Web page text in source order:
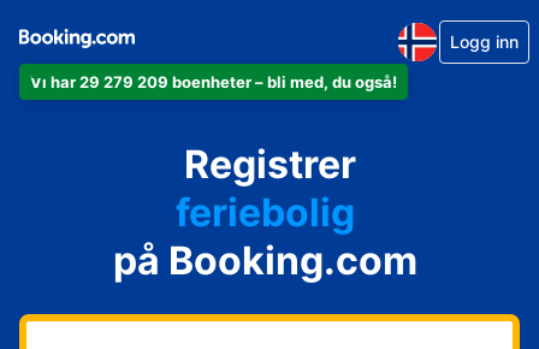
Vi har 29 279 209 boenheter – bli med, du også!
Logg inn
Registrer
leiligheten din
hotellet ditt
feriebolig
gjestgiveriet ditt
rorbua di
på Booking.com